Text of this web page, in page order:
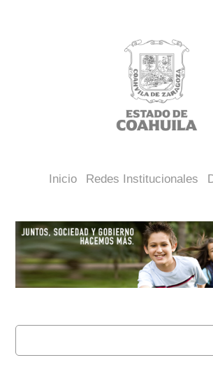
Inicio Redes Institucionales
Buscar